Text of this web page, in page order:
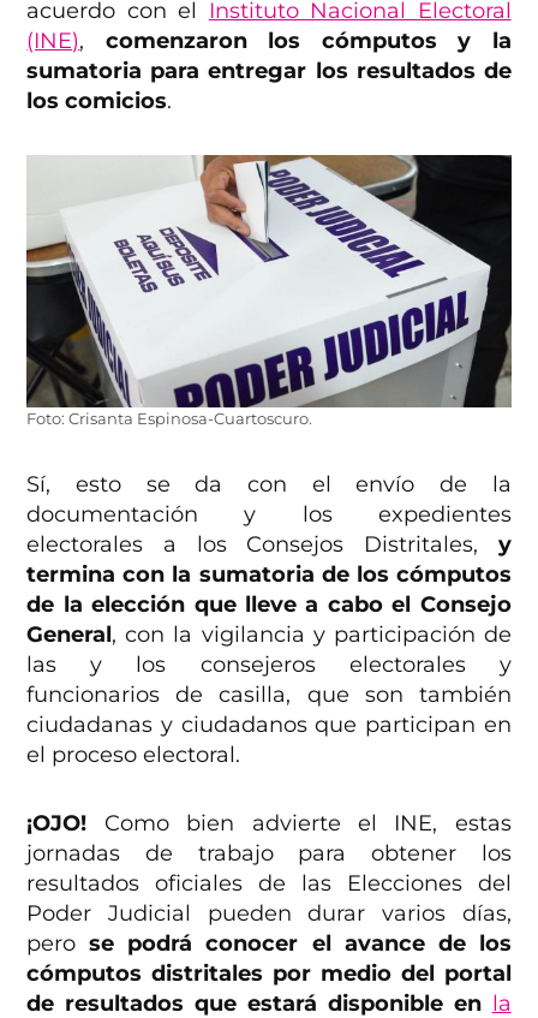
acuerdo con el
Instituto Nacional Electoral
(INE), comenzaron los cómputos y la
sumatoria para entregar los resultados de
los comicios.
Foto: Crisanta Espinosa-Cuartoscuro.
Sí, esto se da con el envío de la
documentación y los expedientes
electorales a los Consejos Distritales, y
termina con la sumatoria de los cómputos
de la elección que lleve a cabo el Consejo
General, con la vigilancia y participación de
las y los consejeros electorales y
funcionarios de casilla, que son también
ciudadanas y ciudadanos que participan en
el proceso electoral.
¡OJO! Como bien advierte el INE, estas
jornadas de trabajo para obtener los
resultados oficiales de las Elecciones del
Poder Judicial pueden durar varios días,
perose podrá conocer el avance de los
cómputos distritales por medio del portal
de resultados que estará disponible en la